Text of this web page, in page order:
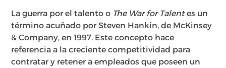
La guerra por el talento o The War for Talentes un
término acuñado por Steven Hankin, de McKinsey
& Company, en 1997. Este concepto hace
referencia a la creciente competitividad para
contratar y retener a empleados que poseen un